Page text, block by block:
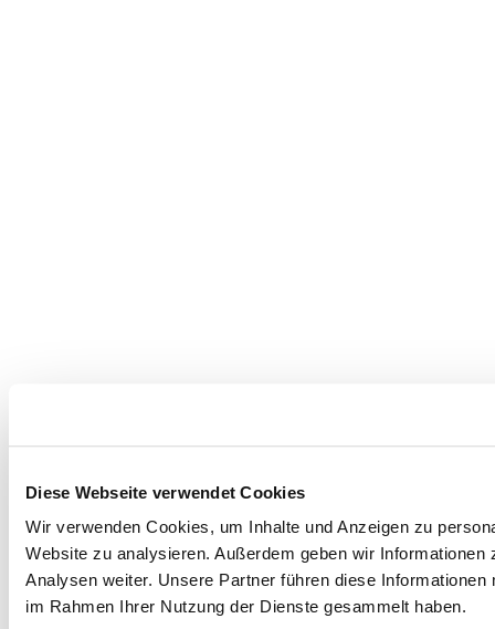
Diese Webseite verwendet Cookies
Wir verwenden Cookies, um Inhalte und Anzeigen zu
Website zu analysieren. Außerdem geben wir
Analysen weiter. Unsere Partner führen diese
im Rahmen Ihrer Nutzung der Dienste gesammelt haben.